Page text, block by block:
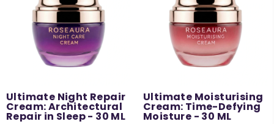
Ultimate Night Repair
Cream: Architectural
Repair in Sleep - 30 ML
Ultimate Moisturising
Cream: Time-Defying
Moisture - 30 ML